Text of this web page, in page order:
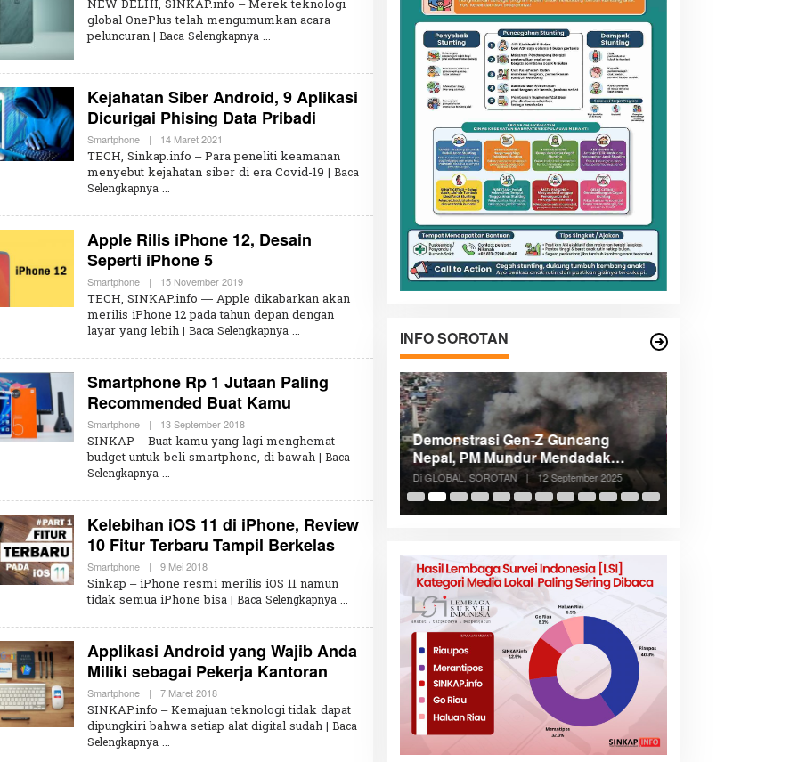
A
E
H
R
A
S
I
NEW DELHI, SINKAP.info – Merek teknologi
global OnePlus telah mengumumkan acara
peluncuran | Baca Selengkapnya
Kejahatan Siber Android, 9 Aplikasi
Dicurigai Phising Data Pribadi
Smartphone | 14 Maret 2021
L
E
H
D
K
TECH, Sinkap.info – Para peneliti keamanan
menyebut kejahatan siber di era Covid-19 | Baca
Selengkapnya
Apple Rilis iPhone 12, Desain
Seperti iPhone 5
Smartphone | 15 November 2019O
E
H
R
D
K
TECH, SINKAP.info — Apple dikabarkan akan
merilis iPhone 12 pada tahun depan dengan
layar yang lebih | Baca Selengkapnya
Smartphone Rp 1 Jutaan Paling
Recommended Buat Kamu
Smartphone | 13 September 2018O
L
E
H
D
K
SINKAP – Buat kamu yang lagi menghemat
budget untuk beli smartphone, di bawah | Baca
Selengkapnya
Kelebihan iOS 11 di iPhone, Review
10 Fitur Terbaru Tampil Berkelas
Smartphone | 9 Mei 2018O
L
E
H
E
A
K
S
I
Sinkap – iPhone resmi merilis iOS 11 namun
tidak semua iPhone bisa | Baca Selengkapnya
Applikasi Android yang Wajib Anda
Miliki sebagai Pekerja Kantoran
Smartphone | 7 Maret 2018O
L
E
H
SINKAP.info – Kemajuan teknologi tidak dapat
dipungkiri bahwa setiap alat digital sudah | Baca
Selengkapnya
INFO SOROTAN
Penembakan Tragis Charlie Kirk di
Utah: Pelaku Senapan Jarak Jauh
Masih Buron
Di GLOBAL, SOROTAN
Demonstrasi Gen-Z Guncang
Nepal, PM Mundur Mendadak
Setelah Gedung Parlemen Dibakar
Di GLOBAL, SOROTAN | 12 September 2025